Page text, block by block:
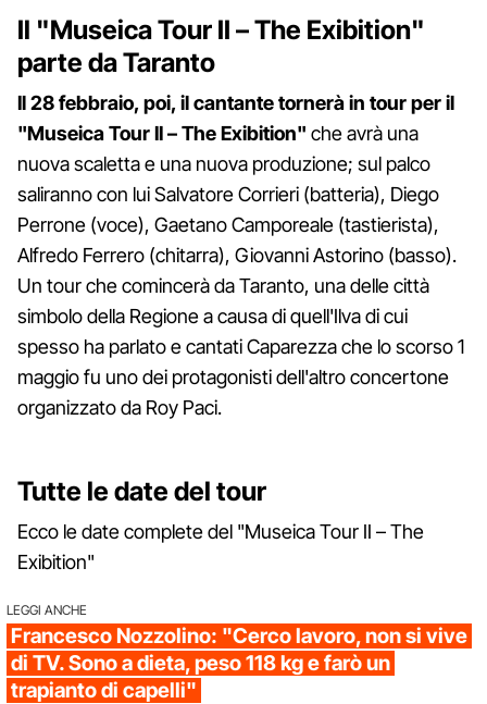
Il "Museica Tour II – The Exibition"
parte da Taranto
Il 28 febbraio, poi, il cantante tornerà in tour per il
"Museica Tour II – The Exibition" che avrà una
nuova scaletta e una nuova produzione; sul palco
saliranno con lui Salvatore Corrieri (batteria), Diego
Perrone (voce), Gaetano Camporeale (tastierista),
Alfredo Ferrero (chitarra), Giovanni Astorino (basso).
Un tour che comincerà da Taranto, una delle città
simbolo della Regione a causa di quell'Ilva di cui
spesso ha parlato e cantati Caparezza che lo scorso 1
maggio fu uno dei protagonisti dell'altro concertone
organizzato da Roy Paci.
Tutte le date del tour
Ecco le date complete del "Museica Tour II – The
Exibition"
LEGGI ANCHE
Francesco Nozzolino: "Cerco lavoro, non si vive
di TV. Sono a dieta, peso 118 kg e farò un
trapianto di capelli"